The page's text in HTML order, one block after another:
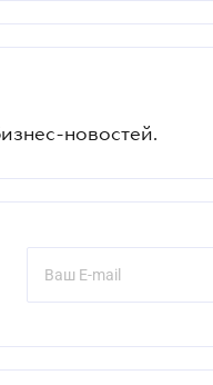
новостей.